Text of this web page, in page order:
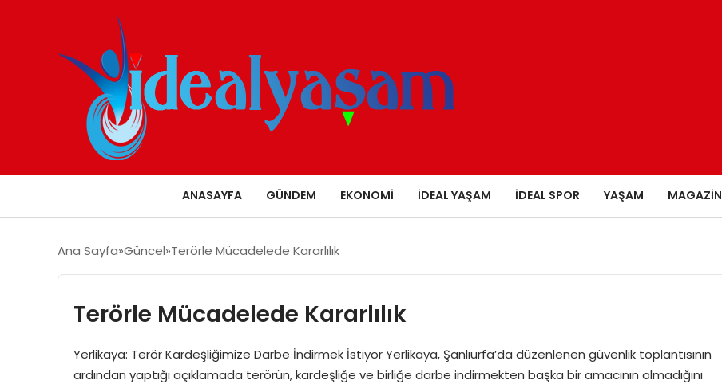
ANASAYFA GÜNDEM EKONOMI İDEAL YAŞAM İDEAL SPOR YAŞAM MAGAZIN
Ana Sayfa Güncel Terörle Mücadelede Kararlılık
Terörle Mücadelede Kararlılık
Yerlikaya: Terör Kardeşliğimize Darbe İndirmek İstiyor Yerlikaya, Şanlıurfa’da düzenlenen güvenlik toplantısının
ardından yaptığı açıklamada terörün, kardeşliğe ve birliğe darbe indirmekten başka bir amacının olmadığını